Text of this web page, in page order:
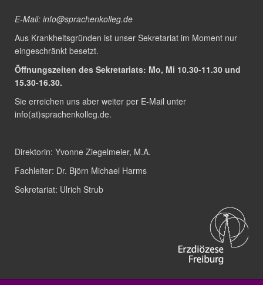
E-Mail: info@sprachenkolleg.de
Aus Krankheitsgründen ist unser Sekretariat im Moment nur
eingeschränkt besetzt.
Öffnungszeiten des Sekretariats: Mo, Mi 10.30-11.30 und
15.30-16.30.
Sie erreichen uns aber weiter per E-Mail unter
info(at)sprachenkolleg.de.
Direktorin: Yvonne Ziegelmeier, M.A.
Fachleiter: Dr. Björn Michael Harms
Sekretariat: Ulrich Strub